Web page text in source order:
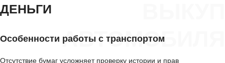
АВТОМОБИЛЯ
ДЕНЬГИ
Особенности работы с транспортом
Отсутствие бумаг усложняет проверку истории и прав